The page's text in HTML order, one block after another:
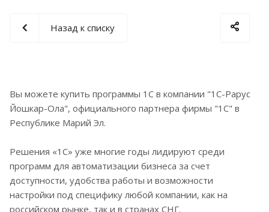
Назад к списку
Вы можете купить программы 1С в компании "1С-Рарус
Йошкар-Ола", официального партнера фирмы "1С" в
Республике Марий Эл.
Решения «1С» уже многие годы лидируют среди
программ для автоматизации бизнеса за счет
доступности, удобства работы и возможности
настройки под специфику любой компании, как на
российском рынке, так и в странах СНГ.